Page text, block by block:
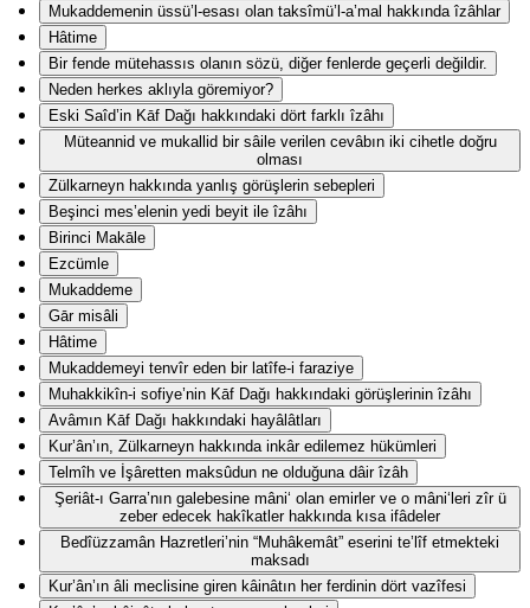
Mukaddemenin üssü’l-esası olan taksîmü’l-a’mal hakkında îzâhlar
Hâtime
Bir fende mütehassıs olanın sözü, diğer fenlerde geçerli değildir.
Neden herkes aklıyla göremiyor?
Eski Saîd’in Kāf Dağı hakkındaki dört farklı îzâhı
Müteannid ve mukallid bir sâile verilen cevâbın iki cihetle doğru
olması
Zülkarneyn hakkında yanlış görüşlerin sebepleri
Beşinci mes’elenin yedi beyit ile îzâhı
Birinci Makāle
Ezcümle
Mukaddeme
Gār misâli
Hâtime
Mukaddemeyi tenvîr eden bir latîfe-i faraziye
Muhakkikîn-i sofiye’nin Kāf Dağı hakkındaki görüşlerinin îzâhı
Avâmın Kāf Dağı hakkındaki hayâlâtları
Kur’ân’ın, Zülkarneyn hakkında inkâr edilemez hükümleri
Telmîh ve İşâretten maksûdun ne olduğuna dâir îzâh
Şeriât-ı Garra’nın galebesine mâni‘ olan emirler ve o mâni‘leri zîr ü
zeber edecek hakîkatler hakkında kısa ifâdeler
Bedîüzzamân Hazretleri’nin “Muhâkemât” eserini te’lîf etmekteki
maksadı
Kur’ân’ın âli meclisine giren kâinâtın her ferdinin dört vazîfesi